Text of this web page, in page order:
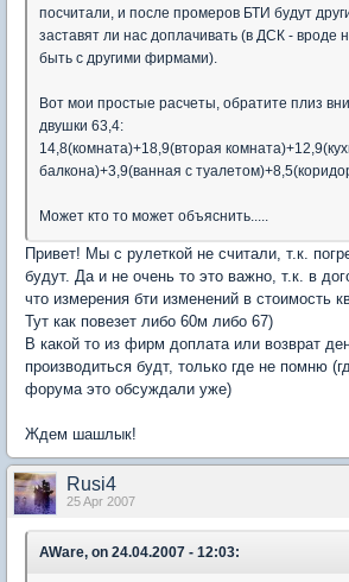
посчитали, и после промеров БТИ будут
заставят ли нас доплачивать (в ДСК - вроде
быть с другими фирмами).
Вот мои простые расчеты, обратите плиз
двушки 63,4:
14,8(комната)+18,9(вторая
балкона)+3,9(ванная с
Может кто то может объяснить.....
Привет! Мы с рулеткой не считали, т.к.
будут. Да и не очень то это важно, т.к. в
что измерения бти изменений в стоимость
Тут как повезет либо 60м либо 67)
В какой то из фирм доплата или возврат
производиться будт, только где не помню
форума это обсуждали уже)
Ждем шашлык!
Rusi4
25 Apr 2007
AWare, on 24.04.2007 - 12:03: